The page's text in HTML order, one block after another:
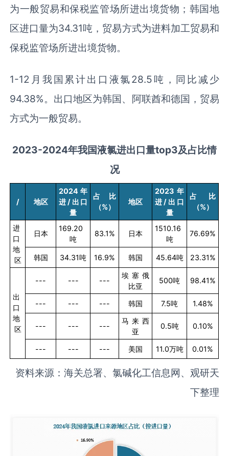
为一般贸易和保税监管场所进出境货物；韩国地
区进口量为34.31吨，贸易方式为进料加工贸易和
保税监管场所进出境货物。
1-12月我国累计出口液氯28.5吨，同比减少
94.38%。出口地区为韩国、阿联酋和德国，贸易
方式为一般贸易。
2023-2024年我国液氯进出口量top3及占比情
况
/ 地区
2024 年
进 /出口
量
占比
（%）
地区
2023年
进 / 出口
量
占比
（%）
进
口
地
区
日本
169.20
吨
83.1% 日本
1510.16
吨
76.69%
韩国 34.31吨 16.9% 韩国 45.64吨 23.31%
出
口
地
区
--- --- ---
埃塞俄
比亚
500吨 98.41%
--- --- --- 韩国 7.5吨 1.48%
--- --- ---
马来西
亚
0.5吨 0.10%
--- --- --- 美国 11.0万吨 0.01%
资料来源：海关总署、氯碱化工信息网、观研天
下整理